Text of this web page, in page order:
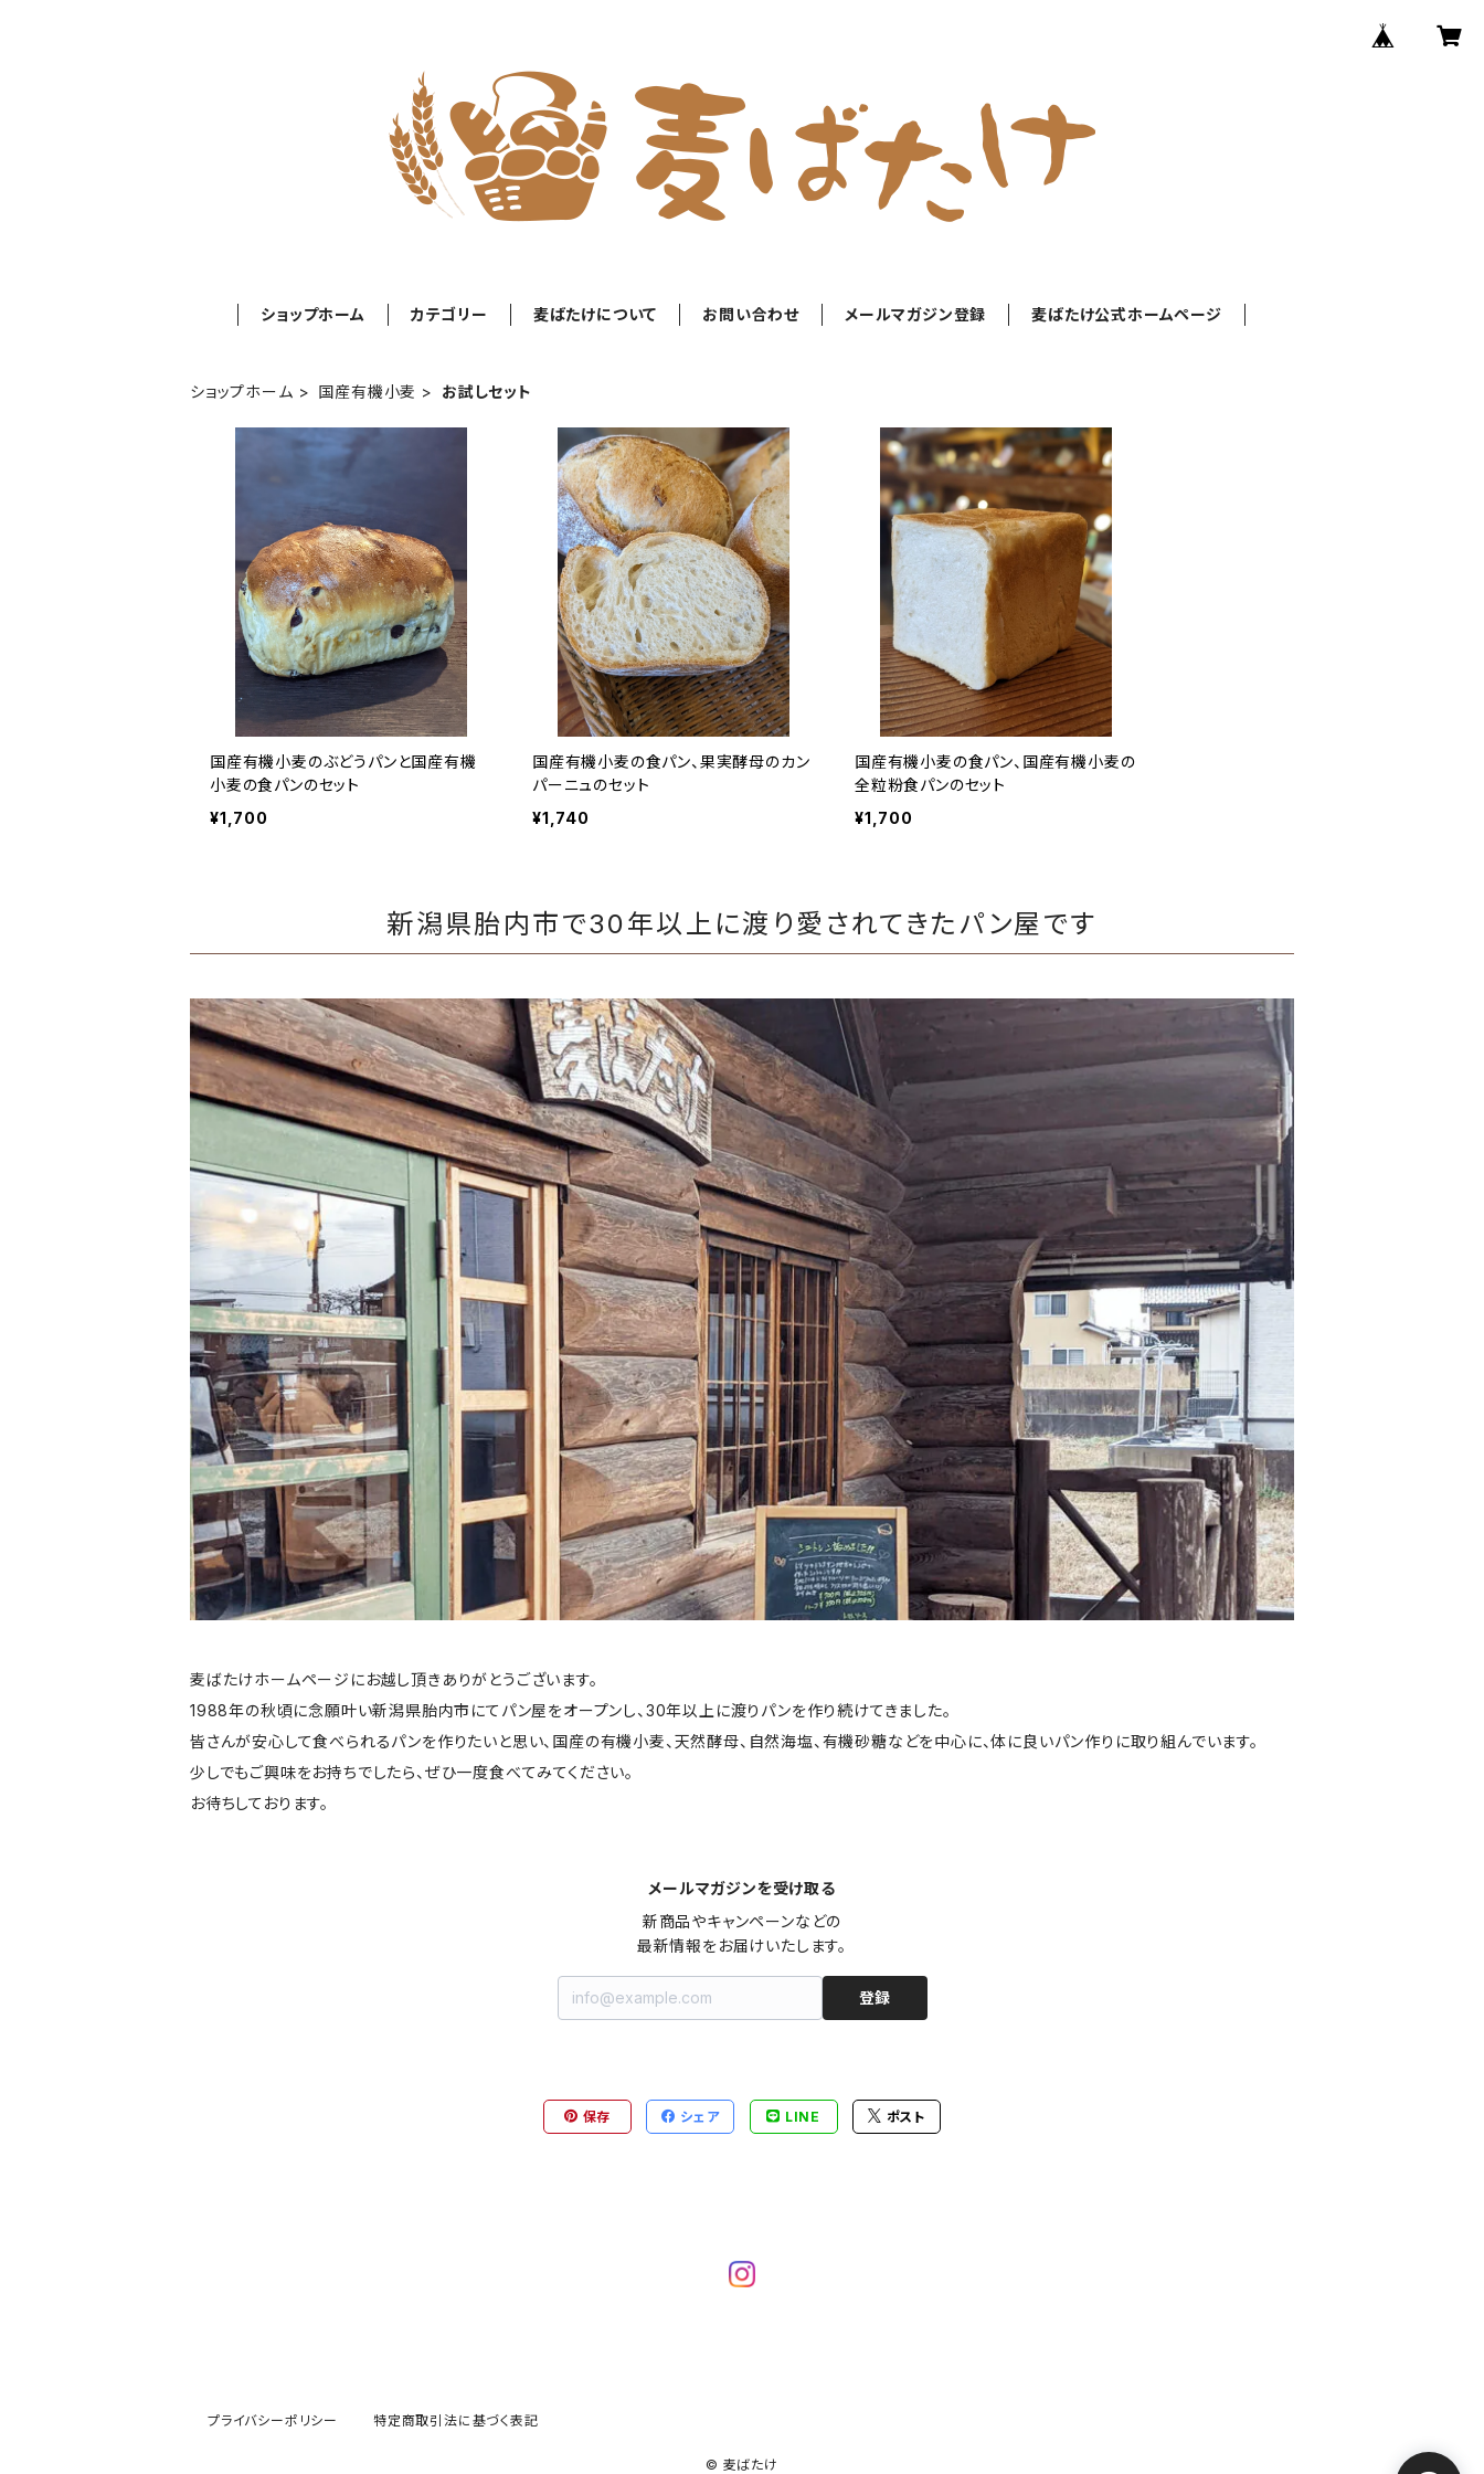
ショップホーム カテゴリー 麦ばたけについて お問い合わせ メールマガジン登録 麦ばたけ公式ホームページ
ショップホーム 国産有機小麦 お試しセット
国産有機小麦のぶどうパンと国産有機
小麦の食パンのセット
¥1,700
国産有機小麦の食パン、果実酵母のカン
パーニュのセット
¥1,740
国産有機小麦の食パン、国産有機小麦の
全粒粉食パンのセット
¥1,700
新潟県胎内市で30年以上に渡り愛されてきたパン屋です
麦ばたけホームページにお越し頂きありがとうございます。
1988年の秋頃に念願叶い新潟県胎内市にてパン屋をオープンし、30年以上に渡りパンを作り続けてきました。
皆さんが安心して食べられるパンを作りたいと思い、国産の有機小麦、天然酵母、自然海塩、有機砂糖などを中心に、体に良いパン作りに取り組んでいます。
少しでもご興味をお持ちでしたら、ぜひ一度食べてみてください。
お待ちしております。
メールマガジンを受け取る
新商品やキャンペーンなどの
最新情報をお届けいたします。
登録
保存 シェア LINE ポスト
プライバシーポリシー 特定商取引法に基づく表記
© 麦ばたけ